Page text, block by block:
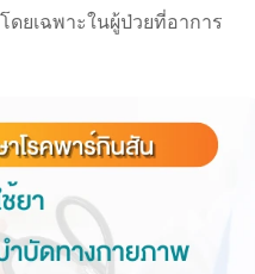
ยเฉพาะในผู้ป่วยที่อาการ